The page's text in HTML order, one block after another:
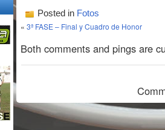
Posted in Fotos
«3ª FASE – Final y Cuadro de Honor
Both comments and pings are